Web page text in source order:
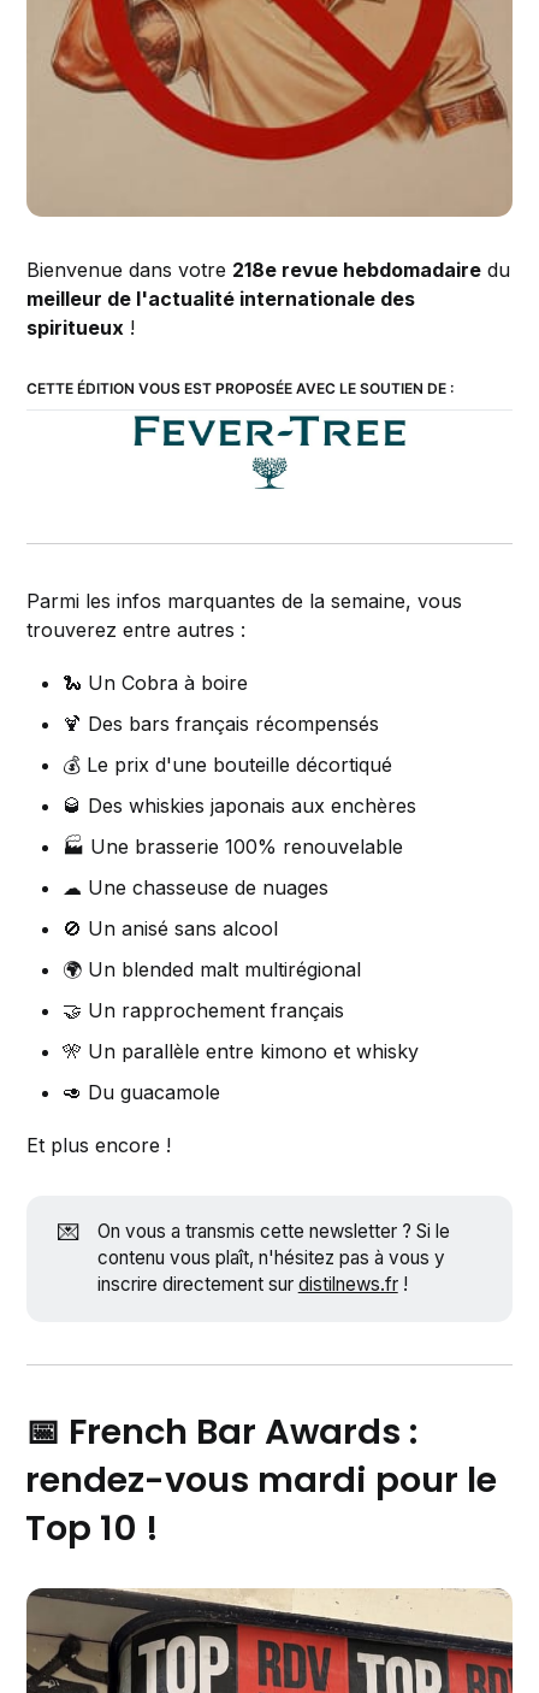
Bienvenue dans votre 218e revue hebdomadaire du
meilleur de l'actualité internationale des
spiritueux !
CETTE ÉDITION VOUS EST PROPOSÉE AVEC LE SOUTIEN DE :
Parmi les infos marquantes de la semaine, vous
trouverez entre autres :
🐍 Un Cobra à boire
🍹 Des bars français récompensés
💰 Le prix d'une bouteille décortiqué
🥃 Des whiskies japonais aux enchères
🏭 Une brasserie 100% renouvelable
☁ Une chasseuse de nuages
🚫 Un anisé sans alcool
🌍 Un blended malt multirégional
🤝 Un rapprochement français
🎌 Un parallèle entre kimono et whisky
🥑 Du guacamole
Et plus encore !
💌
On vous a transmis cette newsletter ? Si le
contenu vous plaît, n'hésitez pas à vous y
inscrire directement sur distilnews.fr!
📅 French Bar Awards :
rendez-vous mardi pour le
Top 10 !